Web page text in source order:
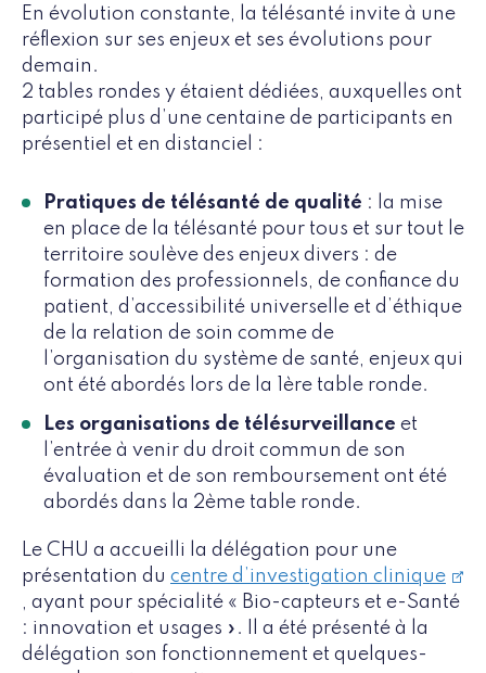
En évolution constante, la télésanté invite à une
réflexion sur ses enjeux et ses évolutions pour
demain.
2 tables rondes y étaient dédiées, auxquelles ont
participé plus d’une centaine de participants en
présentiel et en distanciel :
Pratiques de télésanté de qualité : la mise
en place de la télésanté pour tous et sur tout le
territoire soulève des enjeux divers : de
formation des professionnels, de confiance du
patient, d’accessibilité universelle et d’éthique
de la relation de soin comme de
l’organisation du système de santé, enjeux qui
ont été abordés lors de la 1ère table ronde.
Les organisations de télésurveillance et
l’entrée à venir du droit commun de son
évaluation et de son remboursement ont été
abordés dans la 2ème table ronde.
Le CHU a accueilli la délégation pour une
présentation du centre d’investigation clinique
, ayant pour spécialité « Bio-capteurs et e-Santé
: innovation et usages ». Il a été présenté à la
délégation son fonctionnement et quelques-